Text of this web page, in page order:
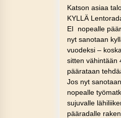
Katson asiaa
KYLLÄ
EI nopealle
nyt sanotaan
vuodeksi –
sitten vähintään
päärataan
Jos nyt
nopealle
sujuvalle
pääradalle